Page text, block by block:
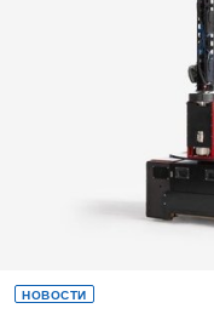
НОВОСТИ